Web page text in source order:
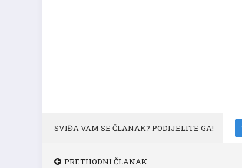
SVIĐA VAM SE ČLANAK? PODIJELITE GA!
PRETHODNI ČLANAK